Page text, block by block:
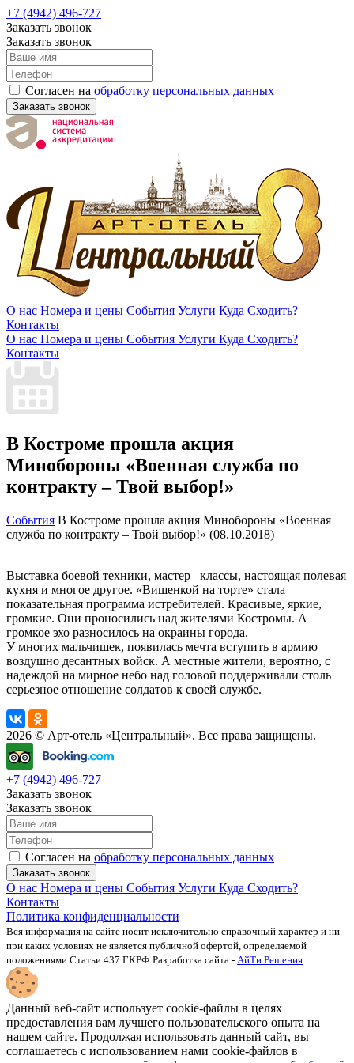
+7 (4942) 496-727
Заказать звонок
Заказать звонок
Согласен на обработку персональных данных
Заказать звонок
О нас Номера и цены События Услуги Куда Сходить?
Контакты
О нас Номера и цены События Услуги Куда Сходить?
Контакты
В Костроме прошла акция
Минобороны «Военная служба по
контракту – Твой выбор!»
События В Костроме прошла акция Минобороны «Военная
служба по контракту – Твой выбор!» (08.10.2018)
Выставка боевой техники, мастер –классы, настоящая полевая
кухня и многое другое. «Вишенкой на торте» стала
показательная программа истребителей. Красивые, яркие,
громкие. Они проносились над жителями Костромы. А
громкое эхо разносилось на окраины города.
У многих мальчишек, появилась мечта вступить в армию
воздушно десантных войск. А местные жители, вероятно, с
надеждой на мирное небо над головой поддерживали столь
серьезное отношение солдатов к своей службе.
2026 © Арт-отель «Центральный». Все права защищены.
+7 (4942) 496-727
Заказать звонок
Заказать звонок
Согласен на обработку персональных данных
Заказать звонок
О нас Номера и цены События Услуги Куда Сходить?
Контакты
Политика конфиденциальности
Вся информация на сайте носит исключительно справочный характер и ни
при каких условиях не является публичной офертой, определяемой
положениями Статьи 437 ГКРФ Разработка сайта - АйТи Решения
Данный веб-сайт использует cookie-файлы в целях
предоставления вам лучшего пользовательского опыта на
нашем сайте. Продолжая использовать данный сайт, вы
соглашаетесь с использованием нами cookie-файлов в